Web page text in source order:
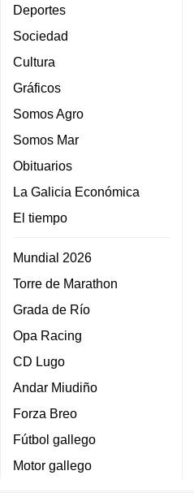
Deportes
Sociedad
Cultura
Gráficos
Somos Agro
Somos Mar
Obituarios
La Galicia Económica
El tiempo
Mundial 2026
Torre de Marathon
Grada de Río
Opa Racing
CD Lugo
Andar Miudiño
Forza Breo
Fútbol gallego
Motor gallego